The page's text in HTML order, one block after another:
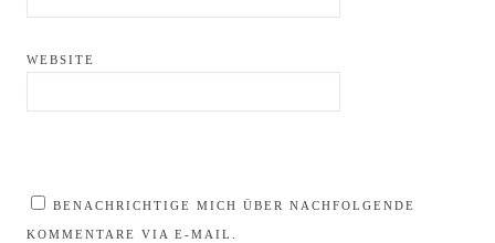
WEBSITE
BENACHRICHTIGE MICH ÜBER NACHFOLGENDE
KOMMENTARE VIA E-MAIL.